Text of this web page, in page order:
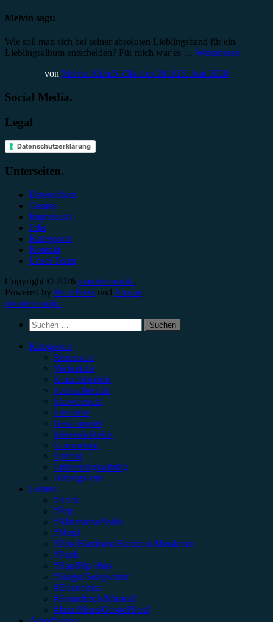
Melvin sagt:
Wie soll man sich bei seiner absoluten Lieblingsband für ein
Lieblingsalbum entscheiden? Für mich war es … Weiterlesen
von Melvin Klein5. Oktober 201825. Juni 2020
Social Media.
Legal
Datenschutzerklärung
Unterseiten.
Datenschutz
Genres
Impressum
Jobs
Kategorien
Kontakt
Unser Team
Copyright © 2026 minutenmusik..
Powered by WordPress und Arouse.
minutenmusik.
Suchen
nach:
Kategorien
Rezension
Vorbericht
Konzertbericht
Festivalbericht
Showbericht
Interview
Gewinnspiel
Jahresrückblick
Kommentar
Special
Erinnerungswürdig
Bildergalerie
Genres
#Rock
#Pop
#Alternative/Indie
#Metal
#Post-Hardcore/Hardcore/Metalcore
#Punk
#Rap/Hip-Hop
#Singer/Songwriter
#Electronica
#Soundtrack/Musical
#Jazz/Blues/Gospel/Soul